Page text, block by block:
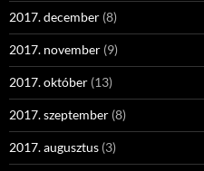
2017. december (8)
2017. november (9)
2017. október (13)
2017. szeptember (8)
2017. augusztus (3)